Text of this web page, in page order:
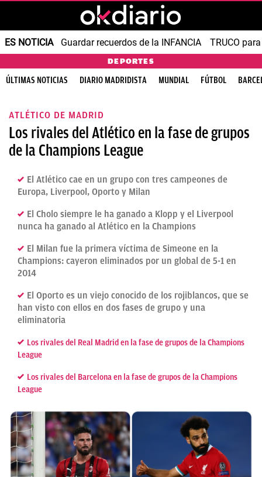
ES NOTICIA Guardar recuerdos de la INFANCIA TRUCO
DEPORTES
ÚLTIMAS NOTICIAS DIARIO MADRIDISTA MUNDIAL FÚTBOL
ATLÉTICO DE MADRID
Los rivales del Atlético en la fase de grupos
de la Champions League
El Atlético cae en un grupo con tres campeones de
Europa, Liverpool, Oporto y Milan
El Cholo siempre le ha ganado a Klopp y el Liverpool
nunca ha ganado al Atlético en la Champions
El Milan fue la primera víctima de Simeone en la
Champions: cayeron eliminados por un global de 5-1 en
2014
El Oporto es un viejo conocido de los rojiblancos, que se
han visto con ellos en dos fases de grupo y una
eliminatoria
Los rivales del Real Madrid en la fase de grupos de la Champions
League
Los rivales del Barcelona en la fase de grupos de la Champions
League